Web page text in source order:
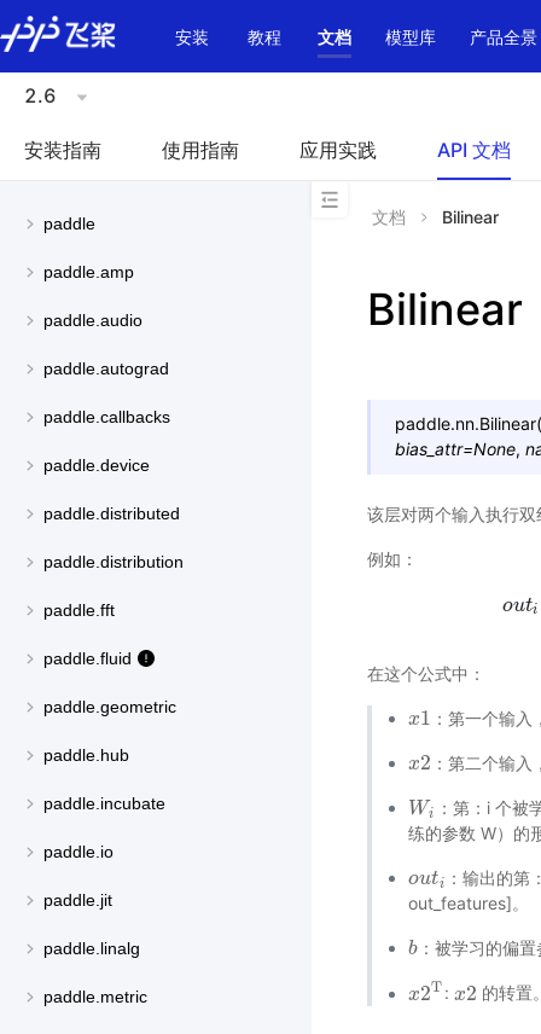
\u200E
安装
教程 文档 模型库 产品全景
2.6
安装指南 使用指南 应用实践 API 文档
paddle
paddle.amp
paddle.audio
paddle.autograd
paddle.callbacks
paddle.device
paddle.distributed
paddle.distribution
paddle.fft
paddle.fluid
paddle.geometric
paddle.hub
paddle.incubate
paddle.io
paddle.jit
paddle.linalg
paddle.metric
文档 Bilinear
Bilinear
paddle.nn.Bilinear(
bias_attr=None,
该层对两个输入执行
例如：
outio
在这个公式中：
x1
x1 ：第一个输
x2
x2 ：第二个输
Wi
Wi
：第：i 个
练的参数 W）的
outi
outi
：输出的
out_features]。
b
b ：被学习的偏
x2T
x2T : x2
x2 的转置